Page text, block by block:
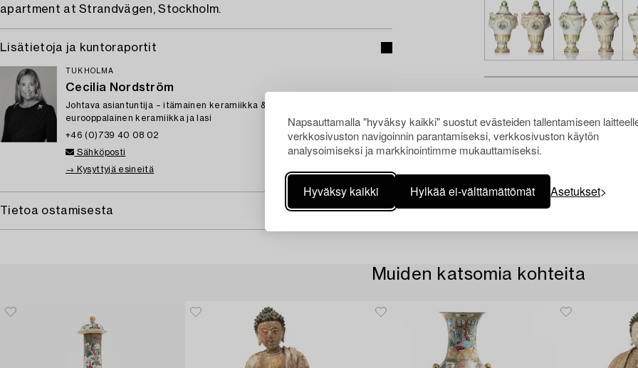
Napsauttamalla "hyväksy kaikki" suostut evästeiden tallentamiseen
verkkosivuston navigoinnin parantamiseksi, verkkosivuston käytön
analysoimiseksi ja markkinointimme mukauttamiseksi.
Hyväksy kaikki Hylkää ei-välttämättömät Asetukset
apartment at Strandvägen, Stockholm.
Lisätietoja ja kuntoraportit
TUKHOLMA
Cecilia Nordström
Johtava asiantuntija – itämainen keramiikka & taidekäsityö,
eurooppalainen keramiikka ja lasi
+46 (0)739 40 08 02
Sähköposti
→ Kysyttyjä esineitä
Tietoa ostamisesta
Muiden katsomia kohteita